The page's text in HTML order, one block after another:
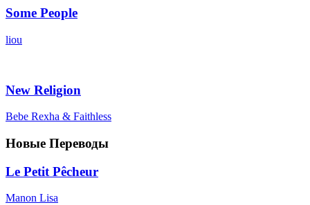
Some People
liou
New Religion
Bebe Rexha & Faithless
Новые Переводы
Le Petit Pêcheur
Manon Lisa